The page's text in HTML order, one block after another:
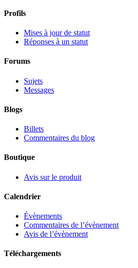
Profils
Mises à jour de statut
Réponses à un statut
Forums
Sujets
Messages
Blogs
Billets
Commentaires du blog
Boutique
Avis sur le produit
Calendrier
Évènements
Commentaires de l’évènement
Avis de l’évènement
Téléchargements